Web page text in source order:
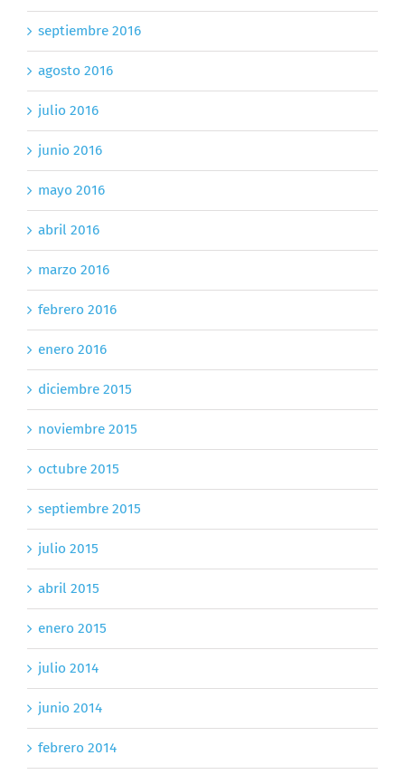
septiembre 2016
agosto 2016
julio 2016
junio 2016
mayo 2016
abril 2016
marzo 2016
febrero 2016
enero 2016
diciembre 2015
noviembre 2015
octubre 2015
septiembre 2015
julio 2015
abril 2015
enero 2015
julio 2014
junio 2014
febrero 2014